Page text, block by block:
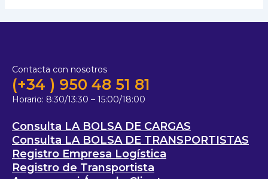
Contacta con nosotros
(+34 ) 950 48 51 81
Horario: 8:30/13:30 – 15:00/18:00
Consulta LA BOLSA DE CARGAS
Consulta LA BOLSA DE TRANSPORTISTAS
Registro Empresa Logística
Registro de Transportista